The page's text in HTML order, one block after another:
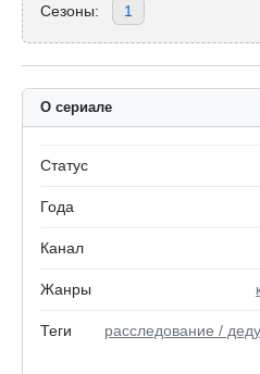
Сезоны: 1
О сериале
Статус
Года
Канал
Жанры
Теги расследование /